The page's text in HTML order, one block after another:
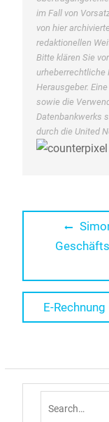
im Fall von
von hier
redaktionellen
Bitte klären Sie
urheberrechtliche
Herausgeber.
sowie die
Datenbankwerks
durch die United
post:
Next
post:
E-